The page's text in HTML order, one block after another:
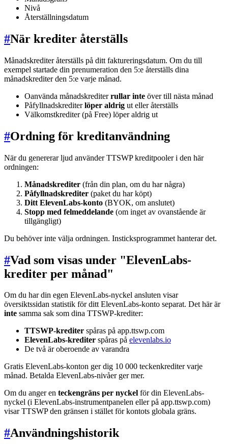
Nivå
Återställningsdatum
#När krediter återställs
Månadskrediter återställs på ditt faktureringsdatum. Om du till
exempel startade din prenumeration den 5:e återställs dina
månadskrediter den 5:e varje månad.
Oanvända månadskrediterrullar inte över till nästa månad
Påfyllnadskrediterlöper aldrig ut eller återställs
Välkomstkrediter (på Free) löper aldrig ut
#Ordning för kreditanvändning
När du genererar ljud använder TTSWP kreditpooler i den här
ordningen:
Månadskrediter (från din plan, om du har några)
Påfyllnadskrediter (paket du har köpt)
Ditt ElevenLabs-konto (BYOK, om anslutet)
Stopp med felmeddelande (om inget av ovanstående är
tillgängligt)
Du behöver inte välja ordningen. Insticksprogrammet hanterar det.
#Vad som visas under "ElevenLabs-
krediter per månad"
Om du har din egen ElevenLabs-nyckel ansluten visar
översiktssidan statistik för ditt ElevenLabs-konto separat. Det här är
inte samma sak som dina TTSWP-krediter:
TTSWP-krediter spåras på app.ttswp.com
ElevenLabs-krediter spåras på elevenlabs.io
De två är oberoende av varandra
Gratis ElevenLabs-konton ger dig 10 000 teckenkrediter varje
månad. Betalda ElevenLabs-nivåer ger mer.
Om du anger en teckengräns per nyckel för din ElevenLabs-
nyckel (i ElevenLabs-instrumentpanelen eller på app.ttswp.com)
visar TTSWP den gränsen i stället för kontots globala gräns.
#Användningshistorik